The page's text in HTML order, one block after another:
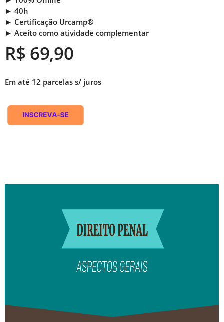
► 40h
► Certificação Urcamp®
► Aceito como atividade complementar
R$ 69,90
Em até 12 parcelas s/ juros